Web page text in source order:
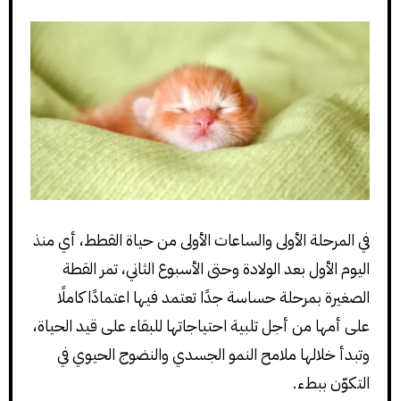
في المرحلة الأولى والساعات الأولى من حياة القطط، أي منذ
اليوم الأول بعد الولادة وحتى الأسبوع الثاني، تمر القطة
الصغيرة بمرحلة حساسة جدًا تعتمد فيها اعتمادًا كاملًا
على أمها من أجل تلبية احتياجاتها للبقاء على قيد الحياة،
وتبدأ خلالها ملامح النمو الجسدي والنضوج الحيوي في
التكوّن ببطء.